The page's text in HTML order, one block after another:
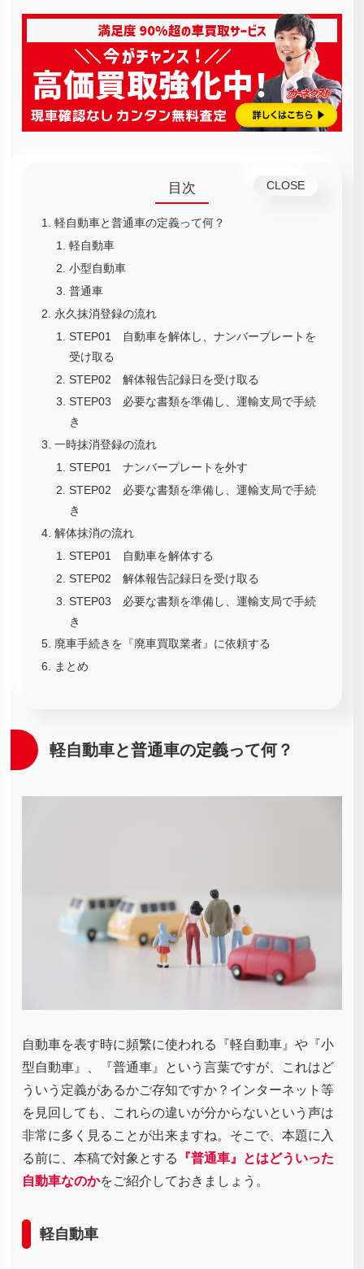
目次
軽自動車と普通車の定義って何？
軽自動車
小型自動車
普通車
永久抹消登録の流れ
STEP01 自動車を解体し、ナンバープレートを
受け取る
STEP02 解体報告記録日を受け取る
STEP03 必要な書類を準備し、運輸支局で手続
き
一時抹消登録の流れ
STEP01 ナンバープレートを外す
STEP02 必要な書類を準備し、運輸支局で手続
き
解体抹消の流れ
STEP01 自動車を解体する
STEP02 解体報告記録日を受け取る
STEP03 必要な書類を準備し、運輸支局で手続
き
廃車手続きを『廃車買取業者』に依頼する
まとめ
軽自動車と普通車の定義って何？
自動車を表す時に頻繁に使われる『軽自動車』や『小
型自動車』、『普通車』という言葉ですが、これはど
ういう定義があるかご存知ですか？インターネット等
を見回しても、これらの違いが分からないという声は
非常に多く見ることが出来ますね。そこで、本題に入
る前に、本稿で対象とする
『普通車』とはどういった
自動車なのかをご紹介しておきましょう。
軽自動車